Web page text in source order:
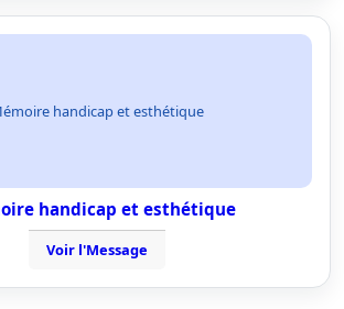
handicap et esthétique
handicap et esthétique
Voir l'Message